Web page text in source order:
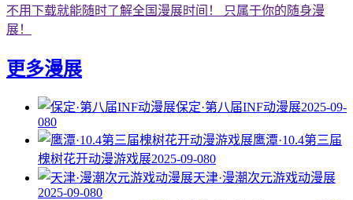
不用下载就能随时了解全国漫展时间！ 只属于你的随身漫
展！
更多漫展
保定·第八届INF动漫展2025-09-
080
鹰潭·10.4第三届
槐树花开动漫游戏展2025-09-080
天津·漫潮次元游戏动漫展
2025-09-080